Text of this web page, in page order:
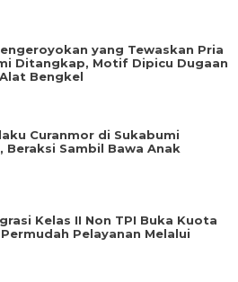
yang Tewaskan Pria
Ditangkap, Motif Dipicu Dugaan
Bengkel
Curanmor di Sukabumi
Beraksi Sambil Bawa Anak
Kelas II Non TPI Buka Kuota
Pelayanan Melalui